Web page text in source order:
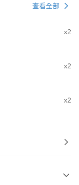
查看全部
x2
x2
x2